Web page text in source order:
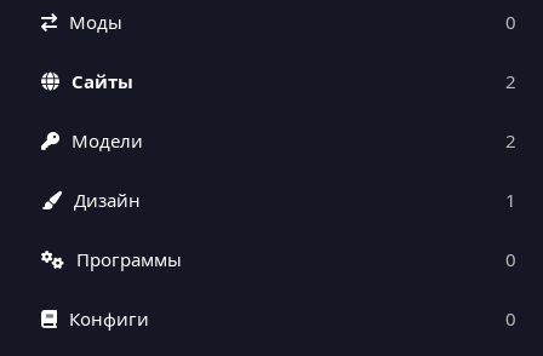
Моды 0
Сайты 2
Модели 2
Дизайн 1
Программы 0
Конфиги 0